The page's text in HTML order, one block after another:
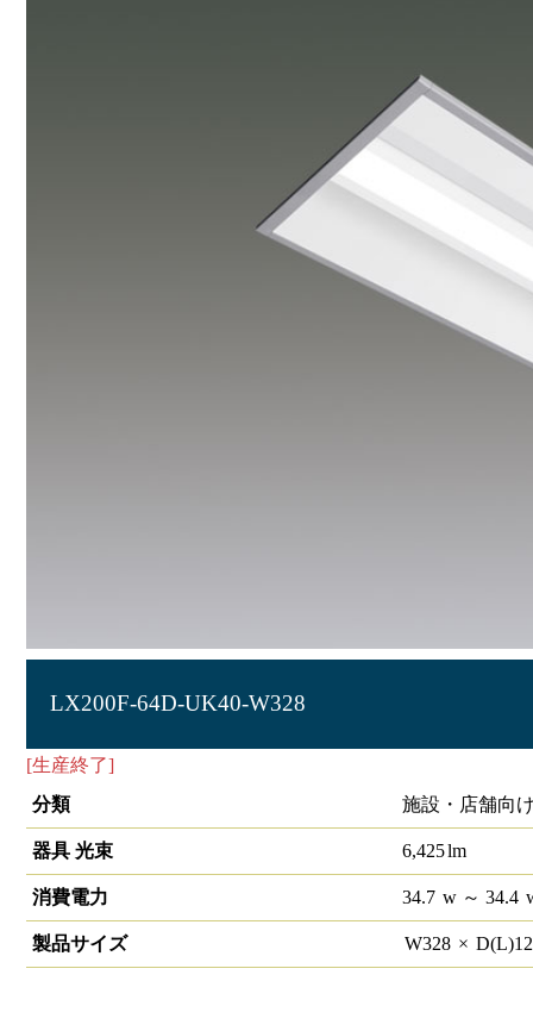
LX200F-64D-UK40-W328
[生産終了]
分類
施設・店舗向
器具 光束 6,425lm
消費電力 34.7 w～ 34.4
製品サイズ W328 × D(L)